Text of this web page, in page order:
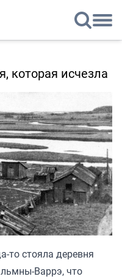
которая исчезла
то стояла деревня
Варрэ, что